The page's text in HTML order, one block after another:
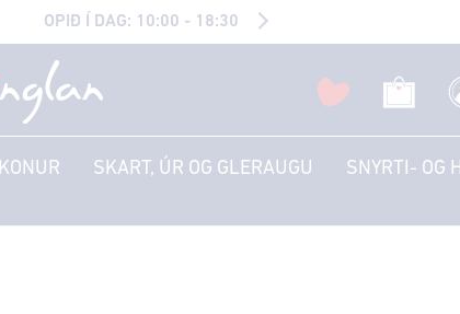
OPIÐ Í DAG: 10:00 - 18:30
KONUR SKART, ÚR OG GLERAUGU SNYRTI- OG